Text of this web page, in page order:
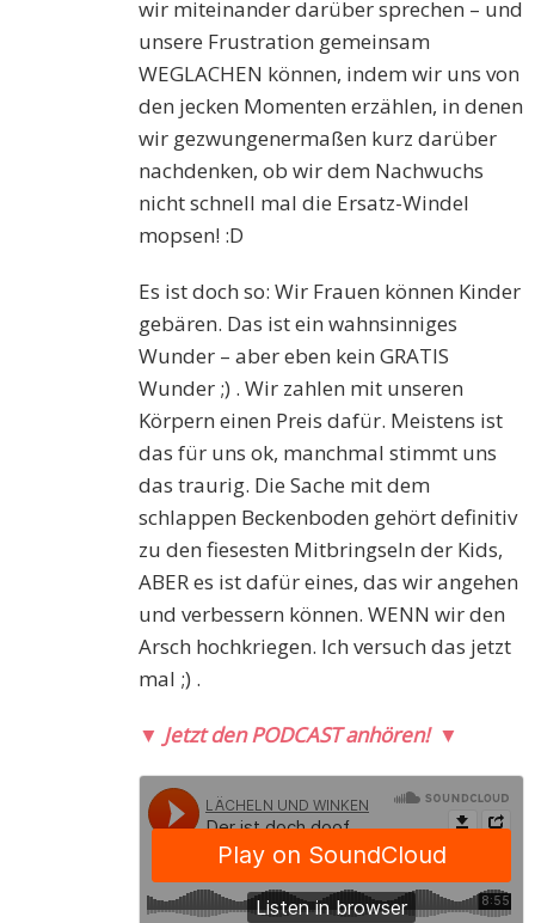
wir miteinander darüber sprechen – und
unsere Frustration gemeinsam
WEGLACHEN können, indem wir uns von
den jecken Momenten erzählen, in denen
wir gezwungenermaßen kurz darüber
nachdenken, ob wir dem Nachwuchs
nicht schnell mal die Ersatz-Windel
mopsen! :D
Es ist doch so: Wir Frauen können Kinder
gebären. Das ist ein wahnsinniges
Wunder – aber eben kein GRATIS
Wunder ;) . Wir zahlen mit unseren
Körpern einen Preis dafür. Meistens ist
das für uns ok, manchmal stimmt uns
das traurig. Die Sache mit dem
schlappen Beckenboden gehört definitiv
zu den fiesesten Mitbringseln der Kids,
ABER es ist dafür eines, das wir angehen
und verbessern können. WENN wir den
Arsch hochkriegen. Ich versuch das jetzt
mal ;) .
▼ Jetzt den PODCAST anhören! ▼